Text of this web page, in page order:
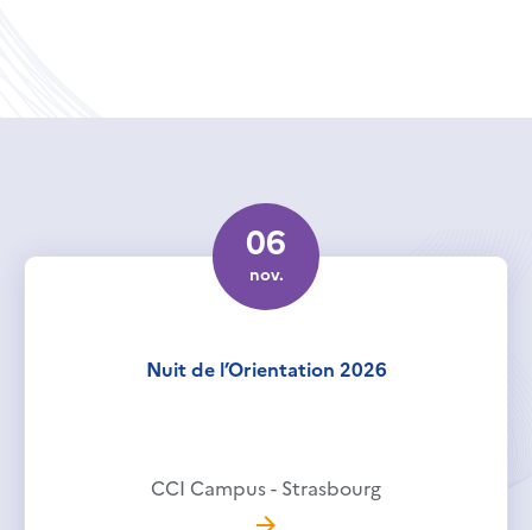
06
nov.
Nuit de l’Orientation 2026
CCI Campus - Strasbourg